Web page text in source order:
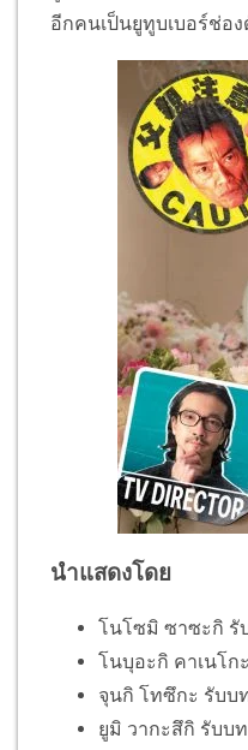
อีกคนเป็นยูทูบเบอร์ช่อ
นำแสดงโดย
โนโซมิ ซาซะกิ รั
โนบุอะกิ คาเนโก
จุนกิ โทซึกะ รับบ
ยูมิ วากะสึกิ รับบ